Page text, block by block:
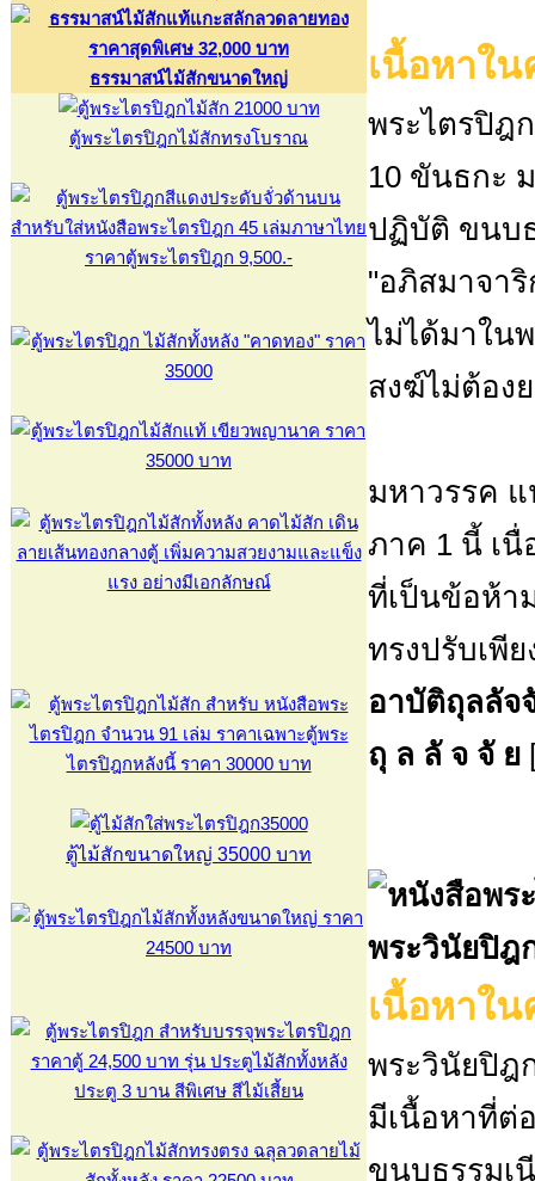
ธรรมาสน์ไม้สักขนาดใหญ่
ตู้พระไตรปิฎกไม้สักทรงโบราณ
ตู้ไม้สักขนาดใหญ่ 35000 บาท
เนื้อหาใ
พระไตรปิฎ
10 ขันธกะ
ปฏิบัติ ขนบ
"อภิสมาจา
ไม่ได้มาใน
สงฆ์ไม่ต้อง
มหาวรรค
ภาค 1 นี้ เ
ที่เป็นข้อห้า
ทรงปรับเพี
อาบัติถุลลัจ
ถุ ล ลั จ จั ย
พระวินัยปิฎ
เนื้อหาใ
พระวินัยปิฎ
มีเนื้อหาที่ต่
ขนบธรรมเ